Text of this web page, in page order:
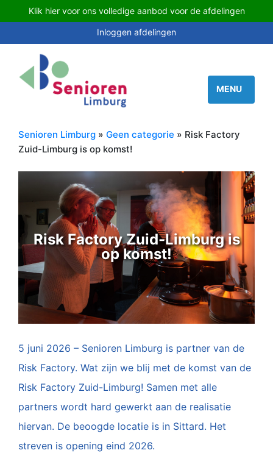
Klik hier voor ons volledige aanbod voor de afdelingen
Inloggen afdelingen
Senioren Limburg » Geen categorie » Risk Factory
Zuid-Limburg is op komst!
Risk Factory Zuid-Limburg is
op komst!
5 juni 2026 – Senioren Limburg is partner van de
Risk Factory. Wat zijn we blij met de komst van de
Risk Factory Zuid-Limburg! Samen met alle
partners wordt hard gewerkt aan de realisatie
hiervan. De beoogde locatie is in Sittard. Het
streven is opening eind 2026.